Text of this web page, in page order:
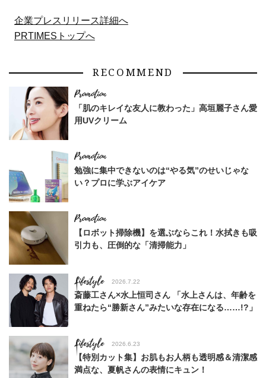
企業プレスリリース詳細へ
PRTIMESトップへ
RECOMMEND
「肌のキレイな友人に教わった」高垣麗子さん愛
用UVクリーム
勉強に集中できないのは“やる気”のせいじゃな
い？プロに学ぶアイケア
【ロボット掃除機】を選ぶならこれ！水拭きも吸
引力も、圧倒的な「清掃能力」
Lifestyle 2026.7.22
斎藤工さん×水上恒司さん 「水上さんは、年齢を
重ねたら“勝新さん”みたいな存在になる……!?」
Lifestyle 2026.6.23
【特別カット集】お肌もお人柄も透明感＆清潔感
満点な、夏帆さんの表情にキュン！